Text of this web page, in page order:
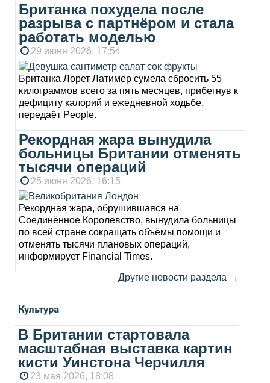
Британка похудела после
разрыва с партнёром и стала
работать моделью
29 июня 2026, 17:54
Британка Лорет Латимер сумела сбросить 55
килограммов всего за пять месяцев, прибегнув к
дефициту калорий и ежедневной ходьбе,
передаёт People.
Рекордная жара вынудила
больницы Британии отменять
тысячи операций
25 июня 2026, 16:15
Рекордная жара, обрушившаяся на
Соединённое Королевство, вынудила больницы
по всей стране сокращать объёмы помощи и
отменять тысячи плановых операций,
информирует Financial Times.
Другие новости раздела →
Культура
В Британии стартовала
масштабная выставка картин
кисти Уинстона Черчилля
23 мая 2026, 18:08